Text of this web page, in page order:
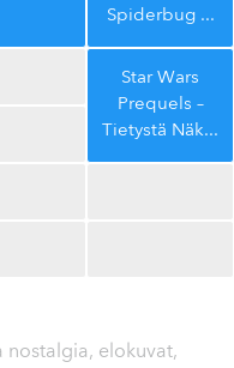
Spiderbug ...
Star Wars
Prequels –
Tietystä Nä­k...
nostalgia, elokuvat,